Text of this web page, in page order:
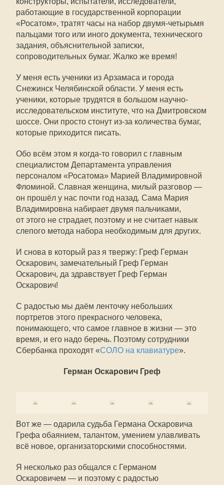
работающие в государственной корпорации
«Росатом», тратят часы на набор двумя-четырьмя
пальцами того или иного документа, технического
задания, объяснительной записки,
сопроводительных бумаг. Жалко же время!
У меня есть ученики из Арзамаса и города
Снежинск Челябинской области. У меня есть
ученики, которые трудятся в большом научно-
исследовательском институте, что на Дмитровском
шоссе. Они просто стонут из-за количества бумаг,
которые приходится писать.
Обо всём этом я когда-то говорил с главным
специалистом Департамента управления
персоналом «Росатома» Марией Владимировной
Фломиной. Славная женщина, милый разговор —
он прошёл у нас почти год назад. Сама Мария
Владимировна набирает двумя пальчиками,
от этого не страдает, поэтому и не считает навык
слепого метода набора необходимым для других.
И снова в который раз я твержу: Греф Герман
Оскарович, замечательный Греф Герман
Оскарович, да здравствует Греф Герман
Оскарович!
С радостью мы даём ленточку небольших
портретов этого прекрасного человека,
понимающего, что самое главное в жизни — это
время, и его надо беречь. Поэтому сотрудники
Сбербанка проходят «СОЛО на клавиатуре».
Герман Оскарович Греф
Вот же — одарила судьба Германа Оскаровича
Грефа обаянием, талантом, умением улавливать
всё новое, организаторскими способностями.
Я несколько раз общался с Германом
Оскаровичем — и поэтому с радостью